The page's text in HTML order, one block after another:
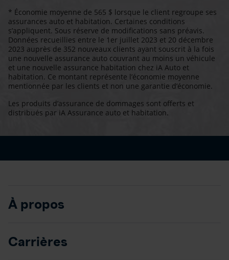
* Économie moyenne de 565 $ lorsque le client regroupe ses
assurances auto et habitation. Certaines conditions
s’appliquent. Sous réserve de modifications sans préavis.
Données recueillies entre le 1er juillet 2023 et 20 décembre
2023 auprès de 352 nouveaux clients ayant souscrit à la fois
une nouvelle assurance auto couvrant au moins un véhicule
et une nouvelle assurance habitation chez iA Auto et
habitation. Ce montant représente l’économie moyenne
mentionnée par les clients et non une garantie d’économie.
Les produits d’assurance de dommages sont offerts et
distribués par iA Assurance auto et habitation.
À propos
Carrières